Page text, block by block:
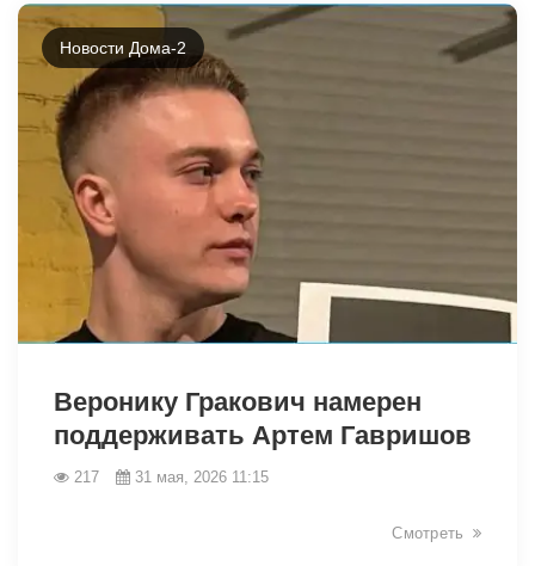
Новости Дома-2
Веронику Гракович намерен
поддерживать Артем Гавришов
217 31 мая, 2026 11:15
Смотреть